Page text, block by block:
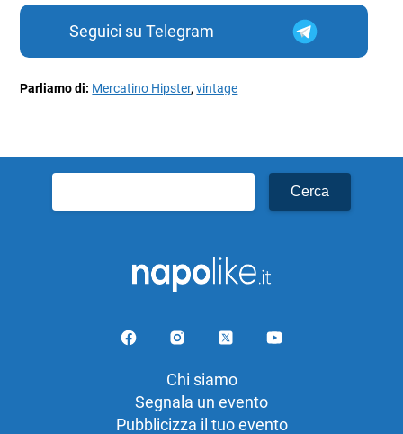
Seguici su Telegram
Parliamo di: Mercatino Hipster,vintage
per:
Chi siamo
Segnala un evento
Pubblicizza il tuo evento